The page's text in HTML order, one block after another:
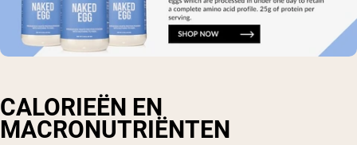
CALORIEËN EN
MACRONUTRIËNTEN